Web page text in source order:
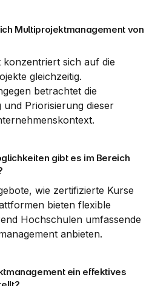
Multiprojektmanagement von
sich auf die
gleichzeitig.
betrachtet die
Priorisierung dieser
gibt es im Bereich
wie zertifizierte Kurse
bieten flexible
Hochschulen umfassende
anbieten.
ein effektives